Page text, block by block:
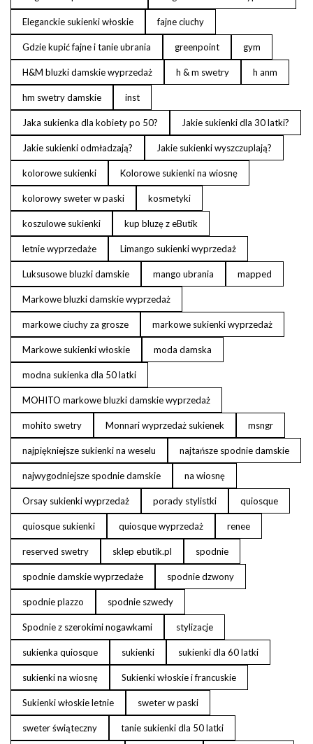
Eleganckie sukienki włoskie fajne ciuchy
Gdzie kupić fajne i tanie ubrania greenpoint gym
H&M bluzki damskie wyprzedaż h & m swetry h anm
hm swetry damskie inst
Jaka sukienka dla kobiety po 50? Jakie sukienki dla 30 latki?
Jakie sukienki odmładzają? Jakie sukienki wyszczuplają?
kolorowe sukienki Kolorowe sukienki na wiosnę
kolorowy sweter w paski kosmetyki
koszulowe sukienki kup bluzę z eButik
letnie wyprzedaże Limango sukienki wyprzedaż
Luksusowe bluzki damskie mango ubrania mapped
Markowe bluzki damskie wyprzedaż
markowe ciuchy za grosze markowe sukienki wyprzedaż
Markowe sukienki włoskie moda damska
modna sukienka dla 50 latki
MOHITO markowe bluzki damskie wyprzedaż
mohito swetry Monnari wyprzedaż sukienek msngr
najpiękniejsze sukienki na weselu najtańsze spodnie damskie
najwygodniejsze spodnie damskie na wiosnę
Orsay sukienki wyprzedaż porady stylistki quiosque
quiosque sukienki quiosque wyprzedaż renee
reserved swetry sklep ebutik.pl spodnie
spodnie damskie wyprzedaże spodnie dzwony
spodnie plazzo spodnie szwedy
Spodnie z szerokimi nogawkami stylizacje
sukienka quiosque sukienki sukienki dla 60 latki
sukienki na wiosnę Sukienki włoskie i francuskie
Sukienki włoskie letnie sweter w paski
sweter świąteczny tanie sukienki dla 50 latki